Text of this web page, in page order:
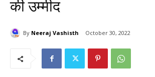
की उम्मीद
By Neeraj Vashisth October 30, 2022